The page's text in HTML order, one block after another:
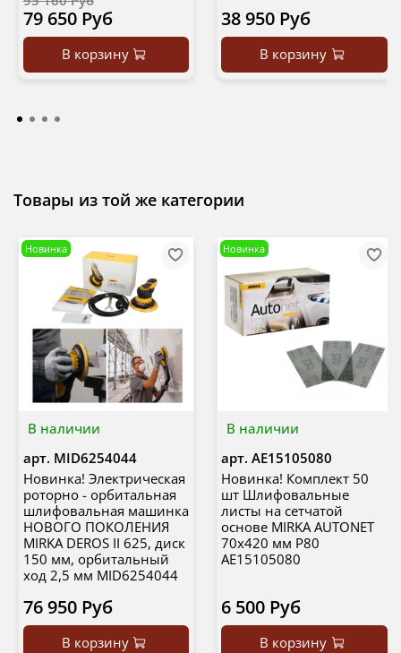
79 650 Руб
В корзину
38 950 Руб
В корзину
Товары из той же категории
В наличии
Новинка
арт. MID6254044
Новинка! Электрическая
роторно - орбитальная
шлифовальная машинка
НОВОГО ПОКОЛЕНИЯ
MIRKA DEROS II 625, диск
150 мм, орбитальный
ход 2,5 мм MID6254044
76 950 Руб
В корзину
В наличии
Новинка
арт. AE15105080
Новинка! Комплект 50
шт Шлифовальные
листы на сетчатой
основе MIRKA AUTONET
70х420 мм P80
AE15105080
6 500 Руб
В корзину